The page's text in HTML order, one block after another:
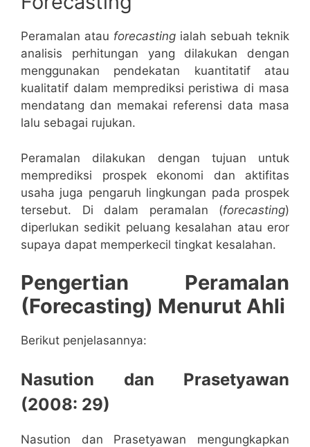
Peramalan atau forecasting ialah sebuah teknik
analisis perhitungan yang dilakukan dengan
menggunakan pendekatan kuantitatif atau
kualitatif dalam memprediksi peristiwa di masa
mendatang dan memakai referensi data masa
lalu sebagai rujukan.
Peramalan dilakukan dengan tujuan untuk
memprediksi prospek ekonomi dan aktifitas
usaha juga pengaruh lingkungan pada prospek
tersebut. Di dalam peramalan (forecasting)
diperlukan sedikit peluang kesalahan atau eror
supaya dapat memperkecil tingkat kesalahan.
Pengertian Peramalan
(Forecasting) Menurut Ahli
Berikut penjelasannya:
Nasution dan Prasetyawan
(2008: 29)
Nasution dan Prasetyawan mengungkapkan